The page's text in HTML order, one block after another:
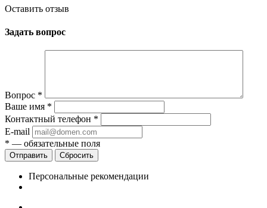
Оставить отзыв
Задать вопрос
Вопрос *
Ваше имя *
Контактный телефон *
E-mail
* — обязательные поля
Сбросить
Персональные рекомендации